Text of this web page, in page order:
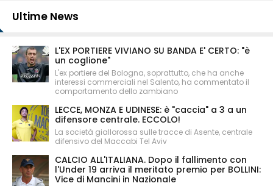
Ultime News
L'EX PORTIERE VIVIANO SU BANDA E' CERTO: "è
un coglione"
L'ex portiere del Bologna, soprattutto, che ha anche
interessi commerciali nel Salento, ha commentato il
comportamento dello zambiano
LECCE, MONZA E UDINESE: è "caccia" a 3 a un
difensore centrale. ECCOLO!
La società giallorossa sulle tracce di Asente, centrale
difensivo del Maccabi Tel Aviv
CALCIO ALL'ITALIANA. Dopo il fallimento con
l'Under 19 arriva il meritato premio per BOLLINI:
Vice di Mancini in Nazionale